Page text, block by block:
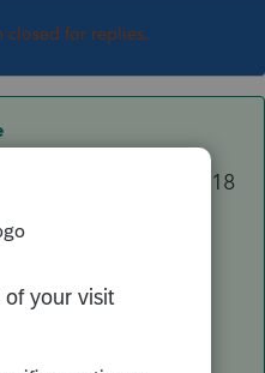
closed for replies.
changé 3 fois en 2018